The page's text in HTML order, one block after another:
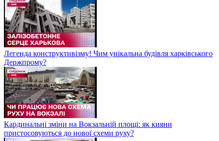
Легенда конструктивізму! Чим унікальна будівля харківського
Держпрому?
Кардинальні зміни на Вокзальній площі: як кияни
пристосовуються до нової схеми руху?